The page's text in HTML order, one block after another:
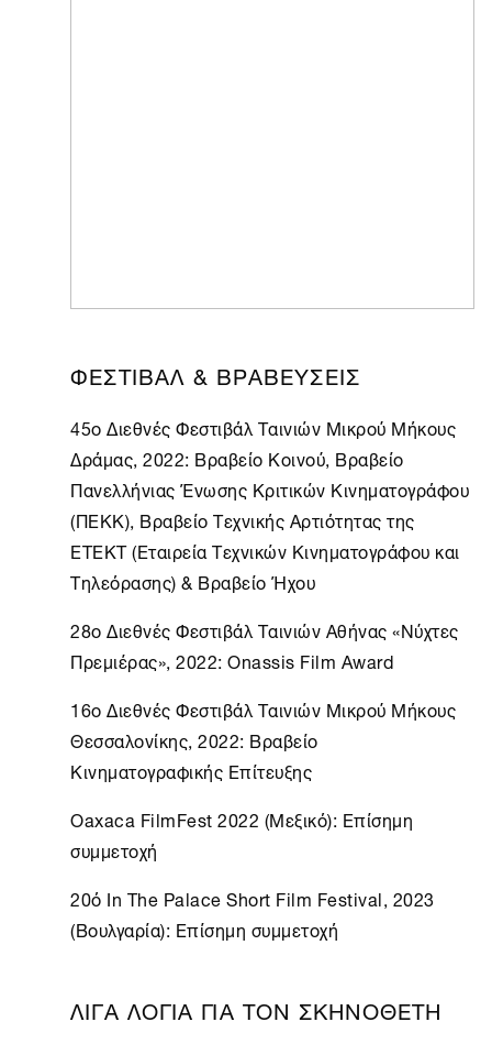
ΦΕΣΤΙΒΑΛ & ΒΡΑΒΕΥΣΕΙΣ
45o Διεθνές Φεστιβάλ Ταινιών Μικρού Μήκους
Δράμας, 2022: Βραβείο Κοινού, Βραβείο
Πανελλήνιας Ένωσης Κριτικών Κινηματογράφου
(ΠΕΚΚ), Βραβείο Τεχνικής Αρτιότητας της
ΕΤΕΚΤ (Εταιρεία Τεχνικών Κινηματογράφου και
Τηλεόρασης) & Βραβείο Ήχου
28o Διεθνές Φεστιβάλ Ταινιών Αθήνας «Νύχτες
Πρεμιέρας», 2022: Onassis Film Award
16ο Διεθνές Φεστιβάλ Ταινιών Μικρού Μήκους
Θεσσαλονίκης, 2022: Βραβείο
Κινηματογραφικής Επίτευξης
Oaxaca FilmFest 2022 (Μεξικό): Επίσημη
συμμετοχή
20ό In The Palace Short Film Festival, 2023
(Βουλγαρία): Επίσημη συμμετοχή
ΛΙΓΑ ΛΟΓΙΑ ΓΙΑ ΤΟΝ ΣΚΗΝΟΘΕΤΗ